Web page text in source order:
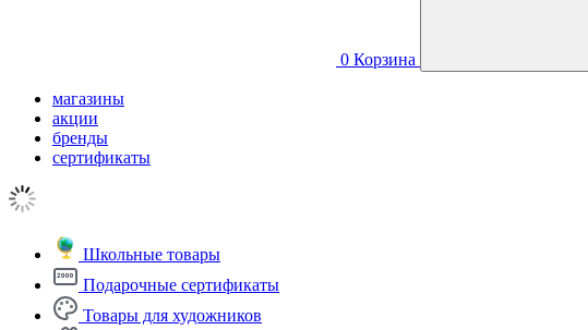
0 Корзина
магазины
акции
бренды
сертификаты
Школьные товары
Подарочные сертификаты
Товары для художников